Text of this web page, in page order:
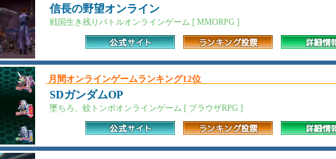
信長の野望オンライン
戦国生き残りバトルオンラインゲーム [ MMORPG ]
月間オンラインゲームランキング12位
SDガンダムOP
墜ちろ、蚊トンボオンラインゲーム [ ブラウザRPG ]